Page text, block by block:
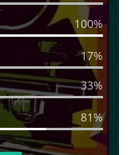
100%
17%
33%
81%